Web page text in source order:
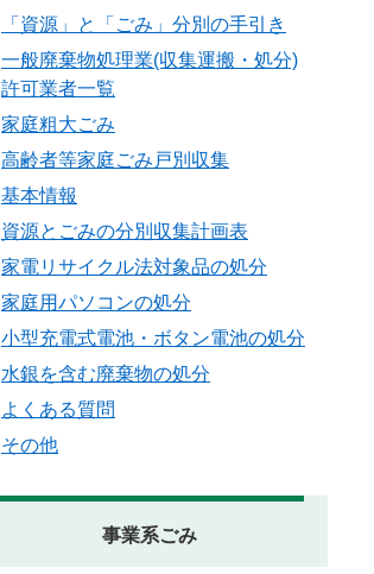
「資源」と「ごみ」分別の手引き
一般廃棄物処理業(収集運搬・処分)
許可業者一覧
家庭粗大ごみ
高齢者等家庭ごみ戸別収集
基本情報
資源とごみの分別収集計画表
家電リサイクル法対象品の処分
家庭用パソコンの処分
小型充電式電池・ボタン電池の処分
水銀を含む廃棄物の処分
よくある質問
その他
事業系ごみ